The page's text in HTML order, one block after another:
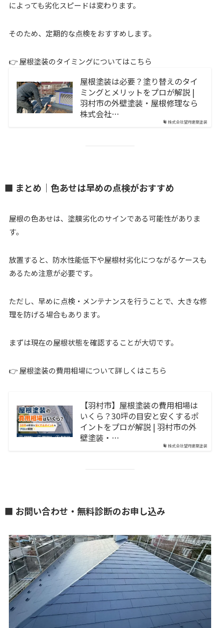
によっても劣化スピードは変わります。
そのため、定期的な点検をおすすめします。
👉 屋根塗装のタイミングについてはこちら
株式会社望月建築塗装
屋根塗装は必要？塗り替えのタイ
ミングとメリットをプロが解説 |
羽村市の外壁塗装・屋根修理なら
株式会社…
■ まとめ｜色あせは早めの点検がおすすめ
屋根の色あせは、塗膜劣化のサインである可能性がありま
す。
放置すると、防水性能低下や屋根材劣化につながるケースも
あるため注意が必要です。
ただし、早めに点検・メンテナンスを行うことで、大きな修
理を防げる場合もあります。
まずは現在の屋根状態を確認することが大切です。
👉 屋根塗装の費用相場について詳しくはこちら
株式会社望月建築塗装
【羽村市】屋根塗装の費用相場は
いくら？30坪の目安と安くするポ
イントをプロが解説 | 羽村市の外
壁塗装・…
■ お問い合わせ・無料診断のお申し込み